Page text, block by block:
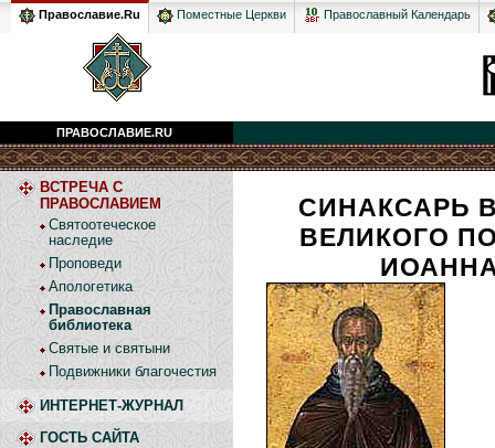
Православие.Ru Поместные Церкви Православный Календарь
ПРАВОСЛАВИЕ.RU
ВСТРЕЧА С
ПРАВОСЛАВИЕМ
Святоотеческое
наследие
Проповеди
Апологетика
Православная
библиотека
Святые и святыни
Подвижники благочестия
ИНТЕРНЕТ-ЖУРНАЛ
ГОСТЬ САЙТА
СИНАКСАРЬ
ВЕЛИКОГО